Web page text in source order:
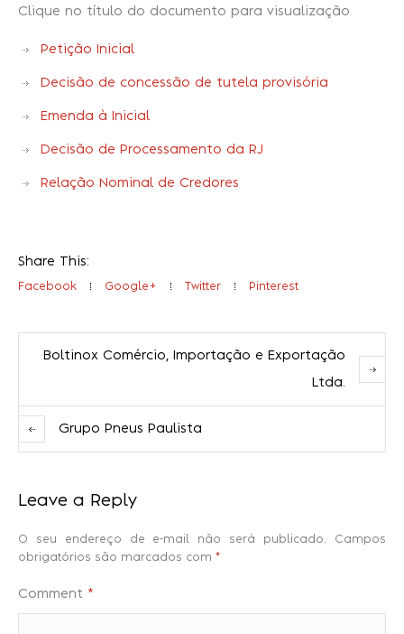
Clique no título do documento para visualização
Petição Inicial
Decisão de concessão de tutela provisória
Emenda à Inicial
Decisão de Processamento da RJ
Relação Nominal de Credores
Share This:
Facebook Google+ Twitter Pinterest
Boltinox Comércio, Importação e Exportação
Ltda.
Grupo Pneus Paulista
Leave a Reply
O seu endereço de e-mail não será publicado.
Campos
obrigatórios são marcados com *
Comment *